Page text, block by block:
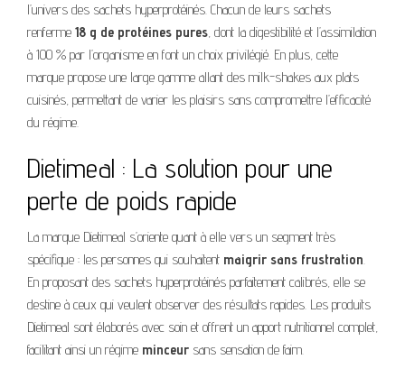
l’univers des sachets hyperprotéinés. Chacun de leurs sachets
renferme 18 g de protéines pures, dont la digestibilité et l’assimilation
à 100 % par l’organisme en font un choix privilégié. En plus, cette
marque propose une large gamme allant des milk-shakes aux plats
cuisinés, permettant de varier les plaisirs sans compromettre l’efficacité
du régime.
Dietimeal : La solution pour une
perte de poids rapide
La marque Dietimeal s’oriente quant à elle vers un segment très
spécifique : les personnes qui souhaitent maigrir sans frustration.
En proposant des sachets hyperprotéinés parfaitement calibrés, elle se
destine à ceux qui veulent observer des résultats rapides. Les produits
Dietimeal sont élaborés avec soin et offrent un apport nutritionnel complet,
facilitant ainsi un régime minceur sans sensation de faim.